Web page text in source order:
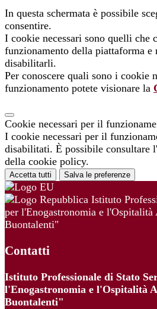
In questa schermata è possibile
consentire.
I cookie necessari sono quelli che
funzionamento della piattaforma e
disabilitarli.
Per conoscere quali sono i cookie
funzionamento potete visionare la
Cookie necessari per il
I cookie necessari per il
disabilitati. È possibile consultare
della cookie policy.
Accetta tutti Salva le preferenze
Istituto
per l'Enogastronomia e
Buontalenti"
Contatti
Istituto Professionale di Stato
l'Enogastronomia e l'Ospitalità
Buontalenti"